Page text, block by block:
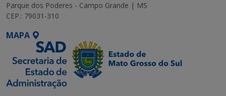
Parque dos Poderes - Campo Grande | MS
CEP.: 79031-310
MAPA